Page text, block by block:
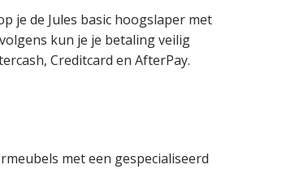
je de Jules basic hoogslaper met
kun je je betaling veilig
Creditcard en AfterPay.
met een gespecialiseerd